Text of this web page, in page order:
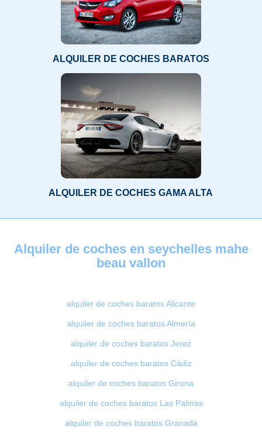
ALQUILER DE COCHES BARATOS
ALQUILER DE COCHES GAMA ALTA
Alquiler de coches en seychelles mahe
beau vallon
alquiler de coches baratos Alicante
alquiler de coches baratos Almería
alquiler de coches baratos Jerez
alquiler de coches baratos Cádiz
alquiler de coches baratos Girona
alquiler de coches baratos Las Palmas
alquiler de coches baratos Granada